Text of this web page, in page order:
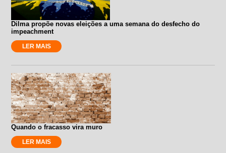
Dilma propõe novas eleições a uma semana do desfecho do
impeachment
LER MAIS
Quando o fracasso vira muro
LER MAIS